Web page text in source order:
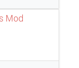
Mod